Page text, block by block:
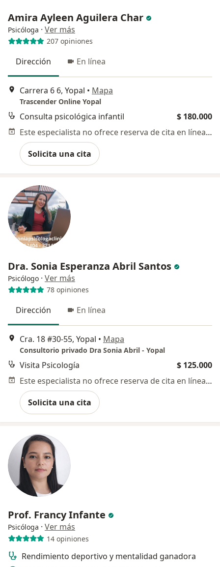
Amira Ayleen Aguilera Char
Psicóloga · Ver más
207 opiniones
Dirección En línea
Carrera 6 6, Yopal • Mapa
Trascender Online Yopal
Consulta psicológica infantil
$ 180.000
Este especialista no ofrece reserva de cita en línea en esta dirección.
Solicita una cita
Dra. Sonia Esperanza Abril Santos
Psicólogo · Ver más
78 opiniones
Dirección En línea
Cra. 18 #30-55, Yopal • Mapa
Consultorio privado Dra Sonia Abril - Yopal
Visita Psicología
$ 125.000
Este especialista no ofrece reserva de cita en línea en esta dirección.
Solicita una cita
Prof. Francy Infante
Psicóloga · Ver más
14 opiniones
Rendimiento deportivo y mentalidad ganadora